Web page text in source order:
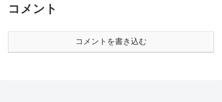
コメント
コメントを書き込む